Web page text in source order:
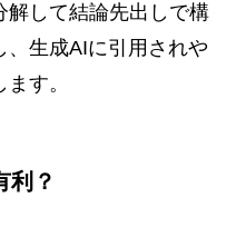
解して結論先出しで構
、生成AIに引用されや
す。
利？